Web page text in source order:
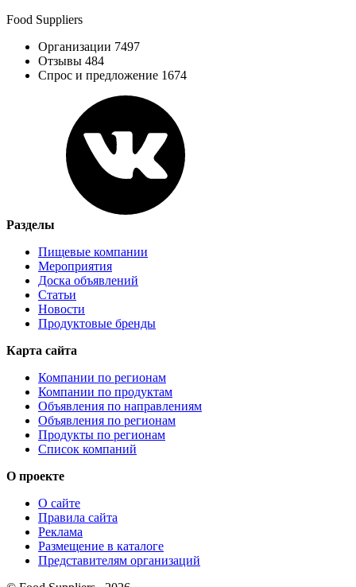
Food Suppliers
Организации 7497
Отзывы 484
Спрос и предложение 1674
Разделы
Пищевые компании
Мероприятия
Доска объявлений
Статьи
Новости
Продуктовые бренды
Карта сайта
Компании по регионам
Компании по продуктам
Объявления по направлениям
Объявления по регионам
Продукты по регионам
Список компаний
О проекте
О сайте
Правила сайта
Реклама
Размещение в каталоге
Представителям организаций